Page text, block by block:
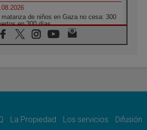
matanza de niños en Gaza no cesa: 300
en 300 días
La guerra desfigura el mundo, solo la
misión al servicio del Evangelio
La Propiedad Los servicios Difusión